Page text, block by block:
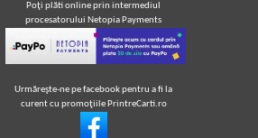
Poţi plăti online prin intermediul
procesatorului Netopia Payments
Urmăreşte-ne pe facebook pentru a fi la
curent cu promoţiile PrintreCarti.ro